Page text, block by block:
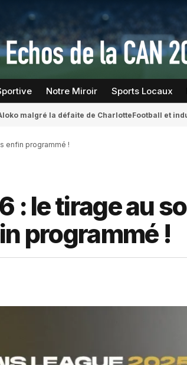
Notre Miroir Sports Locaux
malgré la défaite de CharlotteFootball et
enfin programmé !
: le tirage au
programmé !